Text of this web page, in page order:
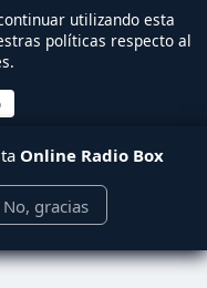
utilizando esta
políticas respecto al
Online Radio Box
No, gracias